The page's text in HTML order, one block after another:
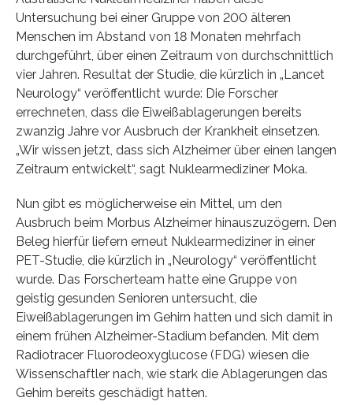
Untersuchung bei einer Gruppe von 200 älteren
Menschen im Abstand von 18 Monaten mehrfach
durchgeführt, über einen Zeitraum von durchschnittlich
vier Jahren. Resultat der Studie, die kürzlich in „Lancet
Neurology“ veröffentlicht wurde: Die Forscher
errechneten, dass die Eiweißablagerungen bereits
zwanzig Jahre vor Ausbruch der Krankheit einsetzen.
„Wir wissen jetzt, dass sich Alzheimer über einen langen
Zeitraum entwickelt“, sagt Nuklearmediziner Moka.
Nun gibt es möglicherweise ein Mittel, um den
Ausbruch beim Morbus Alzheimer hinauszuzögern. Den
Beleg hierfür liefern erneut Nuklearmediziner in einer
PET-Studie, die kürzlich in „Neurology“ veröffentlicht
wurde. Das Forscherteam hatte eine Gruppe von
geistig gesunden Senioren untersucht, die
Eiweißablagerungen im Gehirn hatten und sich damit in
einem frühen Alzheimer-Stadium befanden. Mit dem
Radiotracer Fluorodeoxyglucose (FDG) wiesen die
Wissenschaftler nach, wie stark die Ablagerungen das
Gehirn bereits geschädigt hatten.